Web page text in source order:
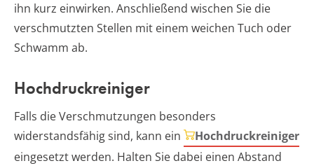
ihn kurz einwirken. Anschließend wischen Sie die
verschmutzten Stellen mit einem weichen Tuch oder
Schwamm ab.
Hochdruckreiniger
Falls die Verschmutzungen besonders
widerstandsfähig sind, kann ein
Hochdruckreiniger
eingesetzt werden. Halten Sie dabei einen Abstand